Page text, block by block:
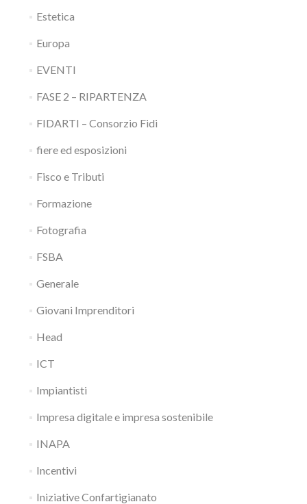
Estetica
Europa
EVENTI
FASE 2 – RIPARTENZA
FIDARTI – Consorzio Fidi
fiere ed esposizioni
Fisco e Tributi
Formazione
Fotografia
FSBA
Generale
Giovani Imprenditori
Head
ICT
Impiantisti
Impresa digitale e impresa sostenibile
INAPA
Incentivi
Iniziative Confartigianato